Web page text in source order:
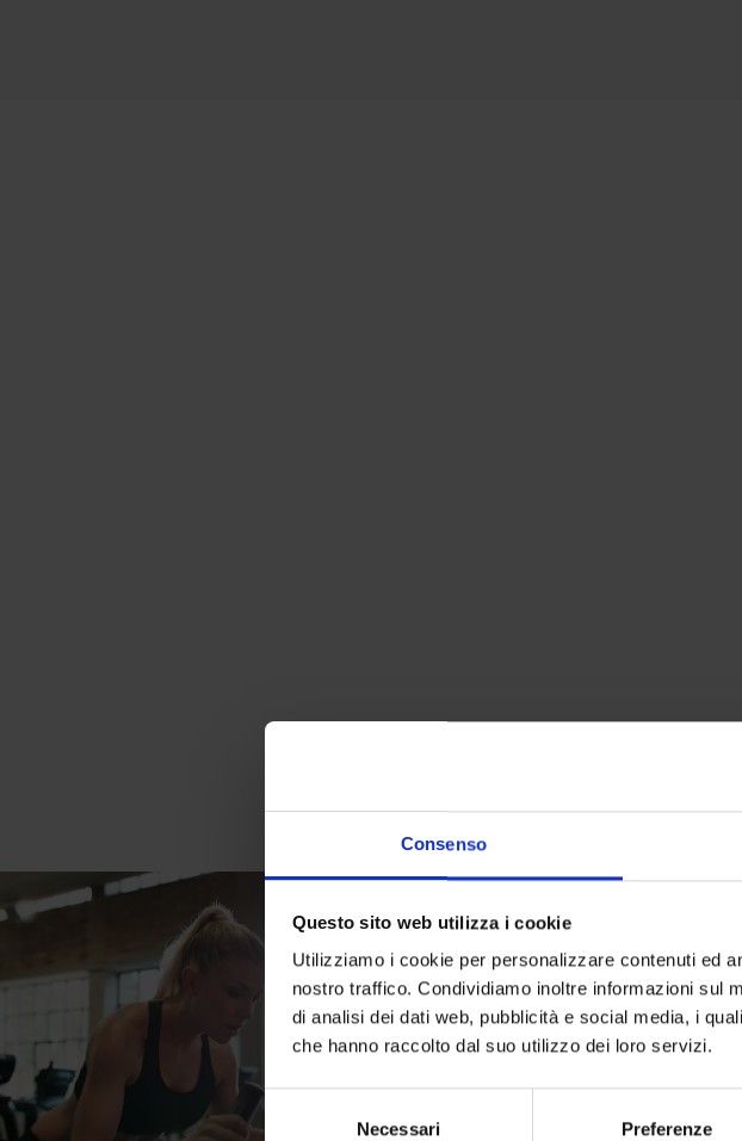
Consenso
Questo sito web utilizza i cookie
Utilizziamo i cookie per personalizzare contenuti ed
nostro traffico. Condividiamo inoltre informazioni sul
di analisi dei dati web, pubblicità e social media, i
che hanno raccolto dal suo utilizzo dei loro servizi.
del
Necessari Preferenze